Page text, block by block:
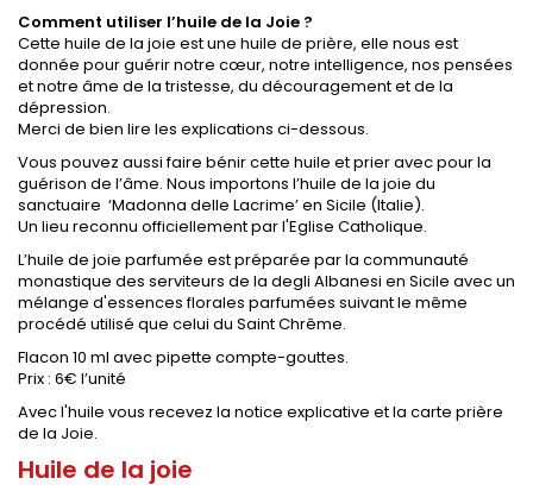
Comment utiliser l’huile de la Joie ?
Cette huile de la joie est une huile de prière, elle nous est
donnée pour guérir notre cœur, notre intelligence, nos pensées
et notre âme de la tristesse, du découragement et de la
dépression.
Merci de bien lire les explications ci-dessous.
Vous pouvez aussi faire bénir cette huile et prier avec pour la
guérison de l’âme. Nous importons l’huile de la joie du
sanctuaire ‘Madonna delle Lacrime’ en Sicile (Italie).
Un lieu reconnu officiellement par l'Eglise Catholique.
L’huile de joie parfumée est préparée par la communauté
monastique des serviteurs de la degli Albanesi en Sicile avec un
mélange d'essences florales parfumées suivant le même
procédé utilisé que celui du Saint Chrême.
Flacon 10 ml avec pipette compte-gouttes.
Prix : 6€ l’unité
Avec l'huile vous recevez la notice explicative et la carte prière
de la Joie.
Huile de la joie